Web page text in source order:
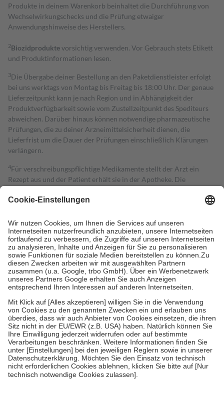
Produkte in deinem Warenkorb beinhaltet die Durchführung von
Wechselwirkungschecks und die Prüfung etwaiger
Anwendungshinweise des Herstellers.
2Biozidproduktevorsichtig verwenden. Vor Gebrauch stets Etikett
und Produktinformationen lesen.
3Die Übergabe deiner Bestellung an den Paketdienstleister erfolgt
bei uns werktags von Montag bis Freitag bis 18:00 Uhr. Der genaue
Lieferzeitpunkt kann je nach Region und in Abhängigkeit der
Produktverfügbarkeit sowie vom Zustellzeitpunkt des Spediteurs
abweichen. Darüber hinaus können notwendige pharmazeutische
Prüfungen, die zu deiner Arzneimittelsicherheit dienen, die
Lieferfrist um die Dauer der Prüfungen einschließlich Klärungen
verlängern.
4Für verschreibungspflichtige Medikamente stellt der Arzt ein
Rezept aus und der Patient erhält sie in der Apotheke. Die
Kosten dafür, der Versicherte trägt einen Teil davon als Zuzahlung
Grundsätzlich leisten Mitglieder Zuzahlungen in Höhe von zehn
Prozent des Abgabepreises,mindestensjedochfünf Euround
höchstens zehn Euro.Es sind jedoch nie mehr als die tatsächlichen
Kosten der Leistung zu entrichten.
Diese Regeln gelten grundsätzlich auch für Online-Apotheken.
Bei Heilmitteln und häuslicher Krankenpflege beträgt die
Zuzahlung zehn Prozent der Kosten sowie zehn Euro je
Um das Engagement der Versicherten für ihre eigene Gesundheit zu
stärken und die besondere Stellung der Familie zu unterstützen,
fallenkeine Zuzahlungen an bei:
• Kindern und Jugendlichen bis zum vollendeten 18. Lebensjahr
mit Ausnahme der Fahrkosten
• Untersuchungen zur Vorsorge und Früherkennung, die von der
GKV getragen werden
• empfohlenen Schutzimpfungen